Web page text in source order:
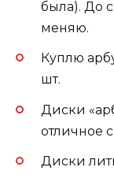
была). До
меняю.
Куплю
шт.
Диски
отличное
Диски